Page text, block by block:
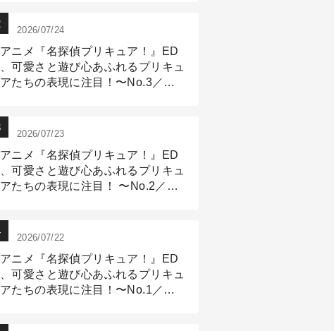
2026/07/24
アニメ『名探偵プリキュア！』ED
、可愛さと遊び心あふれるプリキュ
アたちの表現に注目！〜No.3／ア
2026/07/23
アニメ『名探偵プリキュア！』ED
、可愛さと遊び心あふれるプリキュ
アたちの表現に注目！ 〜No.2／モ
2026/07/22
アニメ『名探偵プリキュア！』ED
、可愛さと遊び心あふれるプリキュ
アたちの表現に注目！〜No.1／演